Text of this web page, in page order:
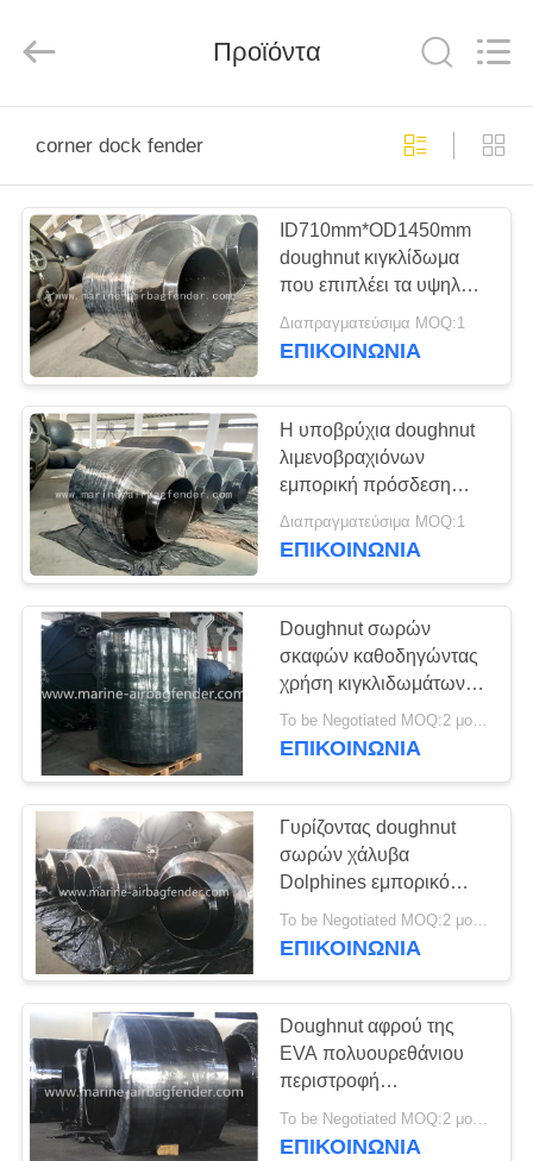
ΠΡΟΪΌΝΤΑ
ΣΧΕΤΙΚΆ
ΜΕ
ΕΜΆΣ
ΕΠΙΣΚΈΨΕΙΣ
ΣΤΟ
ΕΡΓΟΣΤΆΣΙΟ
ΈΛΕΓΧΟΣ
ΠΟΙΌΤΗΤΑΣ
ΕΠΙΚΟΙΝΩΝΉΣΤΕ
ΜΑΖΊ
ΜΑΣ
ΖΗΤΉΣΤΕ
ΜΙΑ
ΠΡΟΣΦΟΡΆ
SITEMAP
PRIVACY
POLICY
Fender
Rights
Προϊόντα
corner dock fender
ID710mm*OD1450mm
doughnut κιγκλίδωμα
που επιπλέει τα υψηλά
κιγκλιδώματα
αποβαθρών βαρκών
Διαπραγματεύσιμα MOQ:1
ΕΠΙΚΟΙΝΩΝΙΑ
Η υποβρύχια doughnut
λιμενοβραχιόνων
εμπορική πρόσδεση
κιγκλιδωμάτων βαρκών
εγκαθιστά γρήγορα
Διαπραγματεύσιμα MOQ:1
ΕΠΙΚΟΙΝΩΝΙΑ
Doughnut σωρών
σκαφών καθοδηγώντας
χρήση κιγκλιδωμάτων
προφυλακτήρων
αποβαθρών στην
To be Negotiated MOQ:2 μονάδες
ΕΠΙΚΟΙΝΩΝΙΑ
Γυρίζοντας doughnut
σωρών χάλυβα
Dolphines εμπορικό
γεμισμένο αφρός
κιγκλίδωμα
ΕΠΙΚΟΙΝΩΝΙΑ
Doughnut αφρού της
EVA πολυουρεθάνιου
περιστροφή
κιγκλιδωμάτων γύρω
από το σωρό χάλυβα για
To be Negotiated MOQ:2 μονάδες
ΕΠΙΚΟΙΝΩΝΙΑ